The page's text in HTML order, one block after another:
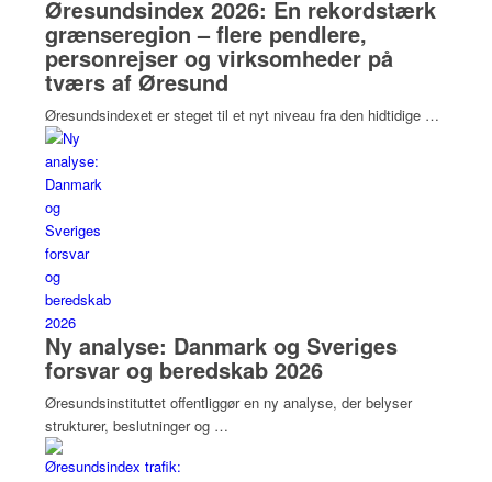
Øresundsindex 2026: En rekordstærk
grænseregion – flere pendlere,
personrejser og virksomheder på
tværs af Øresund
Øresundsindexet er steget til et nyt niveau fra den hidtidige …
Ny analyse: Danmark og Sveriges
forsvar og beredskab 2026
Øresundsinstituttet offentliggør en ny analyse, der belyser
strukturer, beslutninger og …